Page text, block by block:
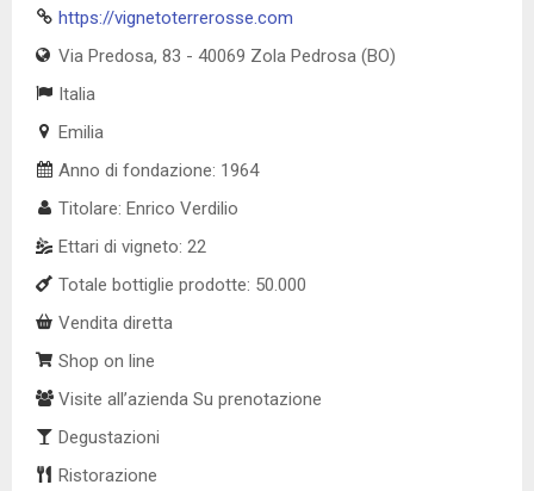
https://vignetoterrerosse.com
Via Predosa, 83 - 40069 Zola Pedrosa (BO)
Italia
Emilia
Anno di fondazione: 1964
Titolare: Enrico Verdilio
Ettari di vigneto: 22
Totale bottiglie prodotte: 50.000
Vendita diretta
Shop on line
Visite all’azienda Su prenotazione
Degustazioni
Ristorazione